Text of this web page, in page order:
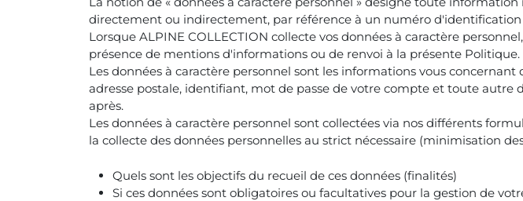
directement ou indirectement, par référence à un numéro
Lorsque ALPINE COLLECTION collecte vos données à caractère
présence de mentions d'informations ou de renvoi à la présente Politique.
Les données à caractère personnel sont les informations vous
adresse postale, identifiant, mot de passe de votre compte et toute
après.
Les données à caractère personnel sont collectées via nos différents
la collecte des données personnelles au strict nécessaire (minimisation
Quels sont les objectifs du recueil de ces données (finalités)
Si ces données sont obligatoires ou facultatives pour la gestion de